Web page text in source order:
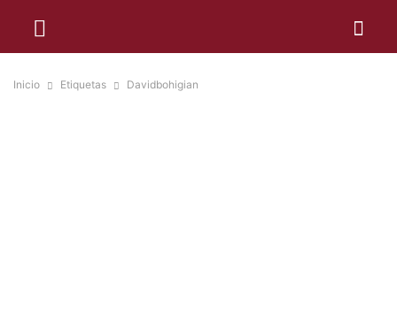
Inicio Etiquetas Davidbohigian